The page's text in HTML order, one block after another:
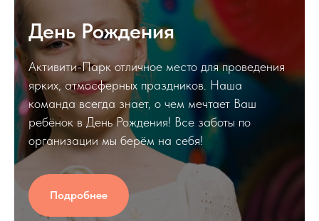
День Рождения
Активити-Парк отличное место для проведения
ярких, атмосферных праздников. Наша
команда всегда знает, о чем мечтает Ваш
ребёнок в День Рождения! Все заботы по
организации мы берём на себя!
Подробнее